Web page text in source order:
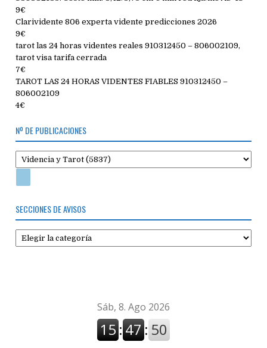
9€
Clarividente 806 experta vidente predicciones 2026
9€
tarot las 24 horas videntes reales 910312450 – 806002109,
tarot visa tarifa cerrada
7€
TAROT LAS 24 HORAS VIDENTES FIABLES 910312450 –
806002109
4€
Nº DE PUBLICACIONES
SECCIONES DE AVISOS
Secciones
de